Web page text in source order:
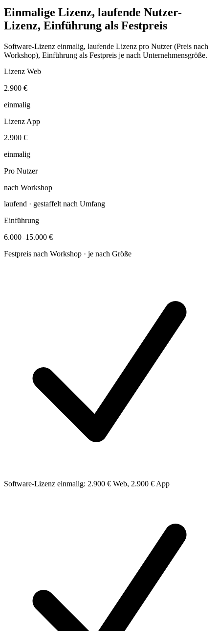
Einmalige Lizenz, laufende Nutzer-
Lizenz, Einführung als Festpreis
Software-Lizenz einmalig, laufende Lizenz pro Nutzer (Preis nach
Workshop), Einführung als Festpreis je nach Unternehmensgröße.
Lizenz Web
2.900 €
einmalig
Lizenz App
2.900 €
einmalig
Pro Nutzer
nach Workshop
laufend · gestaffelt nach Umfang
Einführung
6.000–15.000 €
Festpreis nach Workshop · je nach Größe
Software-Lizenz einmalig: 2.900 € Web, 2.900 € App